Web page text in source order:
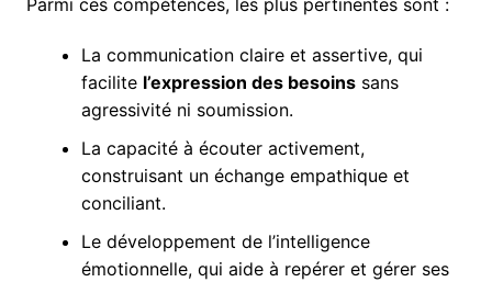
Parmi ces compétences, les plus pertinentes sont :
La communication claire et assertive, qui
facilite l’expression des besoinssans
agressivité ni soumission.
La capacité à écouter activement,
construisant un échange empathique et
conciliant.
Le développement de l’intelligence
émotionnelle, qui aide à repérer et gérer ses